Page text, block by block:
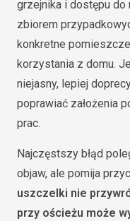
grzejnika i dostępu
zbiorem
konkretne
korzystania z domu.
niejasny, lepiej
poprawiać założenia
prac.
Najczęstszy błąd
objaw, ale pomija
uszczelki nie
przy ościeżu może